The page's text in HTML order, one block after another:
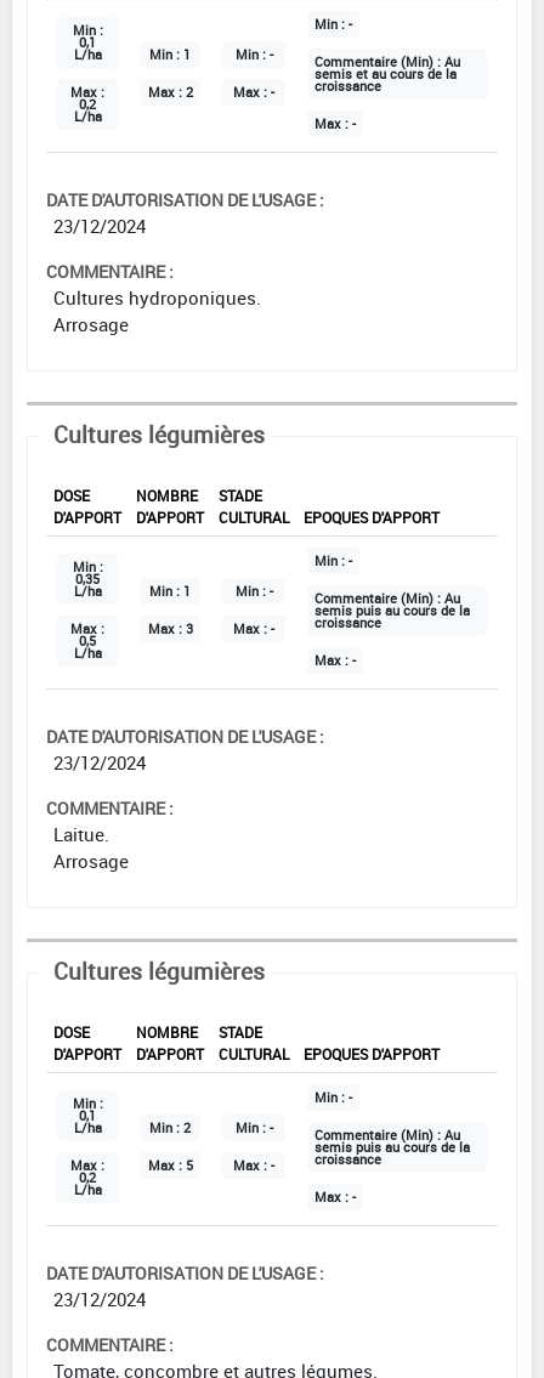
Min :
0,1
L/ha
Max :
0,2
L/ha
Min : 1
Max : 2
Min : -
Max : -
Min : -
Commentaire (Min) : Au
semis et au cours de la
croissance
Max : -
DATE D'AUTORISATION DE L'USAGE :
23/12/2024
COMMENTAIRE :
Cultures hydroponiques.
Arrosage
Cultures légumières
DOSE
D'APPORT
NOMBRE
D'APPORT
STADE
CULTURAL
EPOQUES D'APPORT
Min :
0,35
L/ha
Max :
0,5
L/ha
Min : 1
Max : 3
Min : -
Max : -
Min : -
Commentaire (Min) : Au
semis puis au cours de la
croissance
Max : -
DATE D'AUTORISATION DE L'USAGE :
23/12/2024
COMMENTAIRE :
Laitue.
Arrosage
Cultures légumières
DOSE
D'APPORT
NOMBRE
D'APPORT
STADE
CULTURAL
EPOQUES D'APPORT
Min :
0,1
L/ha
Max :
0,2
L/ha
Min : 2
Max : 5
Min : -
Max : -
Min : -
Commentaire (Min) : Au
semis puis au cours de la
croissance
Max : -
DATE D'AUTORISATION DE L'USAGE :
23/12/2024
COMMENTAIRE :
Tomate, concombre et autres légumes.